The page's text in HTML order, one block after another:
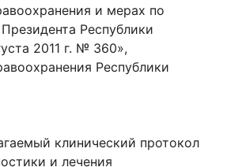
и мерах по
Республики
2011 г. № 360»,
Республики
клинический протокол
и лечения